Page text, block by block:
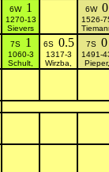
6W 1
1270-13
Sievers
6W 0
1526-
7S 1
1060-3
Schult,
6S 0.5
1317-3
Wirzba,
7S 0
1491-
Pieper,